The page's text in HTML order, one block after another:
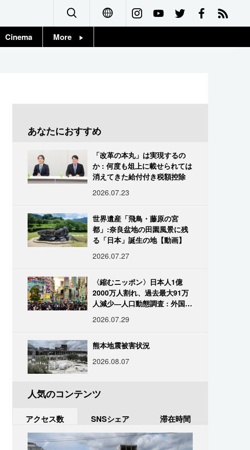
العربية
Русский
Cinema More
東京
お知らせ
あなたにおすすめ
「改革の本丸」は実現するの
か : 何度も俎上に載せられては
消えてきた給付付き税額控除
2026.07.23
世界遺産「飛鳥・藤原の宮
都」:奈良盆地の田園風景に残
る「日本」誕生の地【動画】
2026.07.27
〈縮むニッポン〉日本人1億
2000万人割れ、過去最大91万
人減少―人口動態調査 : 外国人
2026.07.29
熊本地震被害状況
2026.08.07
人気のコンテンツ
アクセス数 SNSシェア 滞在時間